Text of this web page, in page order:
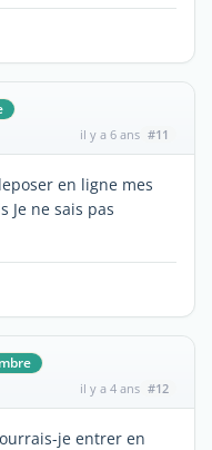
il y a 6 ans #11
en ligne mes
Je ne sais pas
il y a 4 ans #12
je entrer en